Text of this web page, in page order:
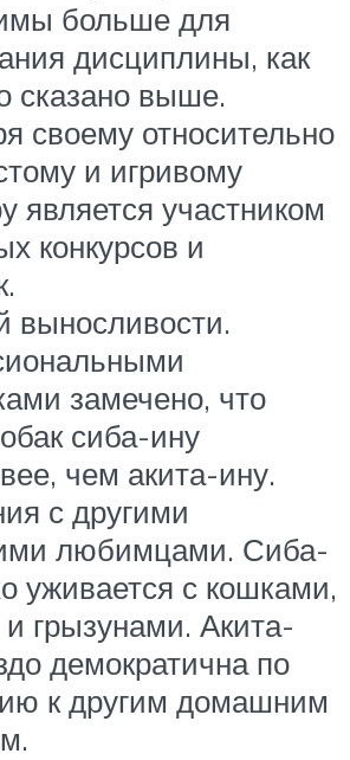
больше для
дисциплины, как
сказано выше.
своему относительно
и игривому
является участником
конкурсов и
выносливости.
замечено, что
сиба-ину
чем акита-ину.
с другими
любимцами. Сиба-
уживается с кошками,
грызунами. Акита-
демократична по
к другим домашним